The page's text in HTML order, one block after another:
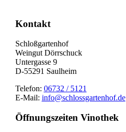
obenKontakt
Schloßgartenhof
Weingut Dörrschuck
Untergasse 9
D-55291 Saulheim
Telefon: 06732 / 5121
E-Mail: info@schlossgartenhof.de
Öffnungszeiten Vinothek